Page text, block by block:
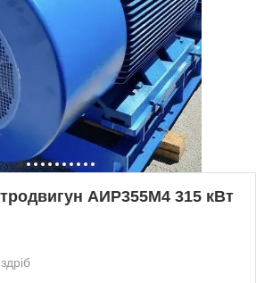
АИР355М4 315 кВт